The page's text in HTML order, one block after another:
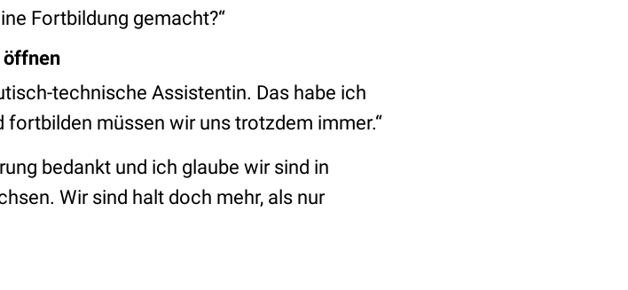
Fortbildung gemacht?“
öffnen
technische Assistentin. Das habe ich
fortbilden müssen wir uns trotzdem immer.“
bedankt und ich glaube wir sind in
Wir sind halt doch mehr, als nur